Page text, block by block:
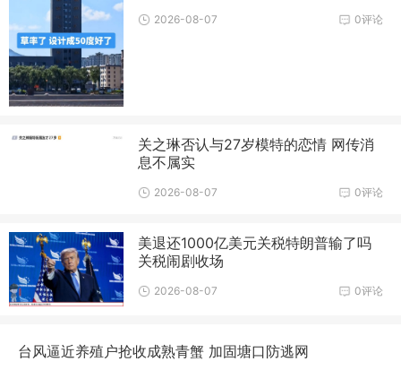
0评论
2026-08-07
关之琳否认与27岁模特的恋情 网传消
息不属实
0评论
2026-08-07
美退还1000亿美元关税特朗普输了吗
关税闹剧收场
0评论
2026-08-07
台风逼近养殖户抢收成熟青蟹 加固塘口防逃网